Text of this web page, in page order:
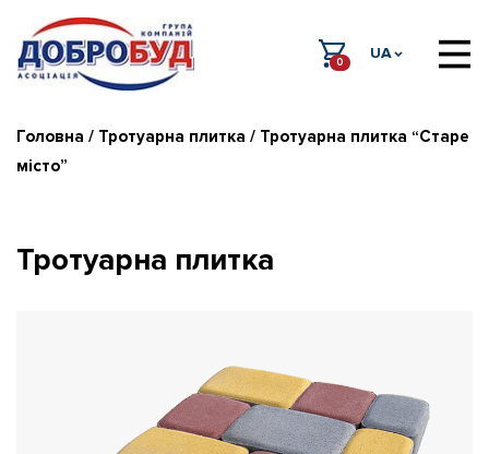
0
UA
Головна / Тротуарна плитка / Тротуарна плитка “Старе
місто”
Тротуарна плитка